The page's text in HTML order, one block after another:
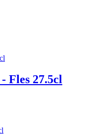
Fles 27.5cl